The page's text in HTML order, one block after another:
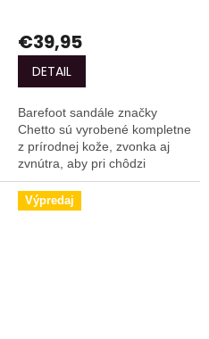
€39,95
DETAIL
Barefoot sandále značky
Chetto sú vyrobené kompletne
z prírodnej kože, zvonka aj
zvnútra, aby pri chôdzi
poskytovali skutočný pocit
voľnosti, flexibility a pohodlia.
Výpredaj